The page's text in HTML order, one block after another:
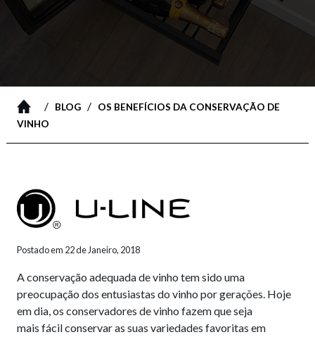
/ BLOG/
OS BENEFÍCIOS DA CONSERVAÇÃO DE
VINHO
Postado em 22 de Janeiro, 2018
A conservação adequada de vinho tem sido uma
preocupação dos entusiastas do vinho por gerações. Hoje
em dia, os conservadores de vinho fazem que seja
mais fácil conservar as suas variedades favoritas em